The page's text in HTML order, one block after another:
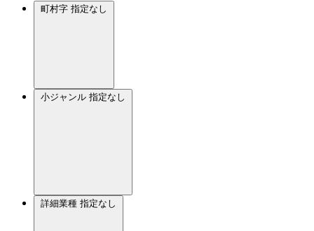
町村字 指定なし
小ジャンル 指定なし
詳細業種 指定なし